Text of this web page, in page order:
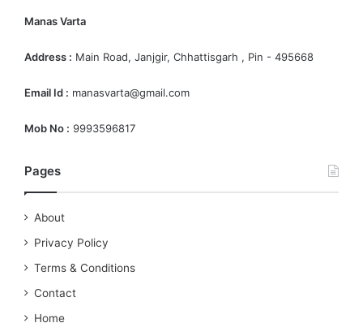
Manas Varta
Address : Main Road, Janjgir, Chhattisgarh , Pin - 495668
Email Id : manasvarta@gmail.com
Mob No : 9993596817
Pages
About
Privacy Policy
Terms & Conditions
Contact
Home